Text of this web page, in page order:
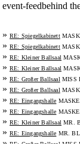
event-feedbehind
» RE: Spiegelkabinett
» RE: Spiegelkabinett
» RE: Kleiner Ballsaal
» RE: Kleiner Ballsaal
» RE: Großer Ballsaal MISS
» RE: Großer Ballsaal
» RE: Eingangshalle
» RE: Eingangshalle
» RE: Kleiner Ballsaal MR.
» RE: Eingangshalle MR.
» RE: Großer Ballsaal MISS